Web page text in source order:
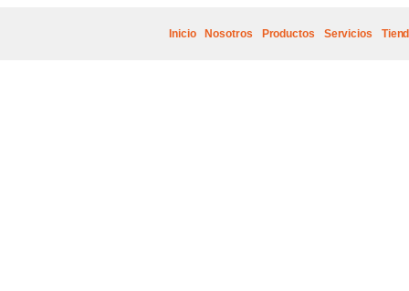
Inicio Nosotros Productos Servicios